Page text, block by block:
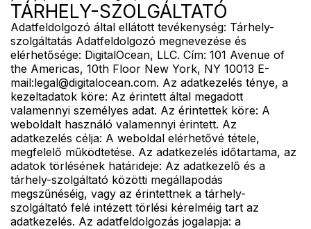
TÁRHELY-SZOLGÁLTATÓ
Adatfeldolgozó által ellátott tevékenység: Tárhely-
szolgáltatás Adatfeldolgozó megnevezése és
elérhetősége: DigitalOcean, LLC. Cím: 101 Avenue of
the Americas, 10th Floor New York, NY 10013 E-
mail:legal@digitalocean.com. Az adatkezelés ténye, a
kezeltadatok köre: Az érintett által megadott
valamennyi személyes adat. Az érintettek köre: A
weboldalt használó valamennyi érintett. Az
adatkezelés célja: A weboldal elérhetővé tétele,
megfelelő működtetése. Az adatkezelés időtartama, az
adatok törlésének határideje: Az adatkezelő és a
tárhely-szolgáltató közötti megállapodás
megszűnéséig, vagy az érintettnek a tárhely-
szolgáltató felé intézett törlési kérelméig tart az
adatkezelés. Az adatfeldolgozás jogalapja: a